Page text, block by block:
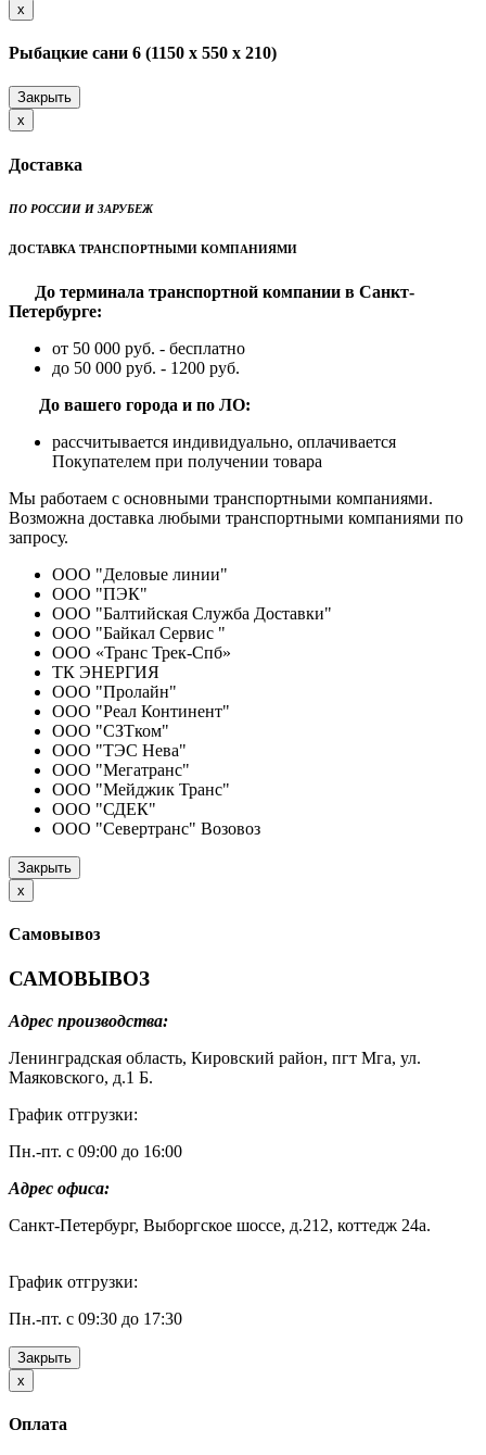
x
Рыбацкие сани 6 (1150 х 550 х 210)
Закрыть
x
Доставка
ПО РОССИИ И ЗАРУБЕЖ
ДОСТАВКА ТРАНСПОРТНЫМИ КОМПАНИЯМИ
До терминала транспортной компании в Санкт-
Петербурге:
от 50 000 руб. - бесплатно
до 50 000 руб. - 1200 руб.
До вашего города и по ЛО:
рассчитывается индивидуально, оплачивается
Покупателем при получении товара
Мы работаем с основными транспортными компаниями.
Возможна доставка любыми транспортными компаниями по
запросу.
ООО "Деловые линии"
ООО "ПЭК"
ООО "Балтийская Служба Доставки"
ООО "Байкал Сервис "
ООО «Транс Трек-Спб»
ТК ЭНЕРГИЯ
ООО "Пролайн"
ООО "Реал Континент"
ООО "СЗТком"
ООО "ТЭС Нева"
ООО "Мегатранс"
ООО "Мейджик Транс"
ООО "СДЕК"
ООО "Севертранс" Возовоз
Закрыть
x
Самовывоз
САМОВЫВОЗ
Адрес производства:
Ленинградская область, Кировский район, пгт Мга, ул.
Маяковского, д.1 Б.
График отгрузки:
Пн.-пт. с 09:00 до 16:00
Адрес офиса:
Санкт-Петербург, Выборгское шоссе, д.212, коттедж 24а.
График отгрузки:
Пн.-пт. с 09:30 до 17:30
Закрыть
x
Оплата